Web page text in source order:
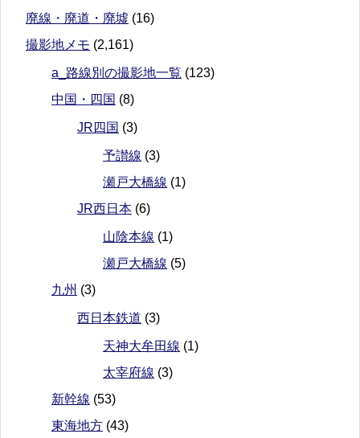
廃線・廃道・廃墟 (16)
撮影地メモ (2,161)
a_路線別の撮影地一覧 (123)
中国・四国 (8)
JR四国 (3)
予讃線 (3)
瀬戸大橋線 (1)
JR西日本 (6)
山陰本線 (1)
瀬戸大橋線 (5)
九州 (3)
西日本鉄道 (3)
天神大牟田線 (1)
太宰府線 (3)
新幹線 (53)
東海地方 (43)